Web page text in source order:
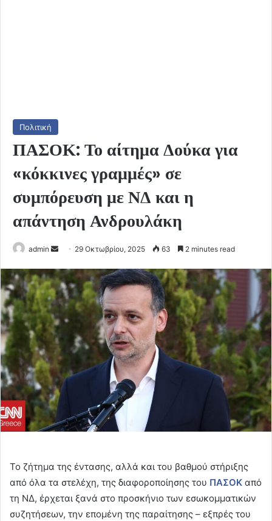
Πολιτική
ΠΑΣΟΚ: Το αίτημα Δούκα για
«κόκκινες γραμμές» σε
συμπόρευση με ΝΔ και η
απάντηση Ανδρουλάκη
admin
Send
email
29 Οκτωβρίου, 2025 63 2 minutes read
Το ζήτημα της έντασης, αλλά και του βαθμού στήριξης
από όλα τα στελέχη, της διαφοροποίησης του ΠΑΣΟΚ από
τη ΝΔ, έρχεται ξανά στο προσκήνιο των εσωκομματικών
συζητήσεων, την επομένη της παραίτησης – εξπρές του